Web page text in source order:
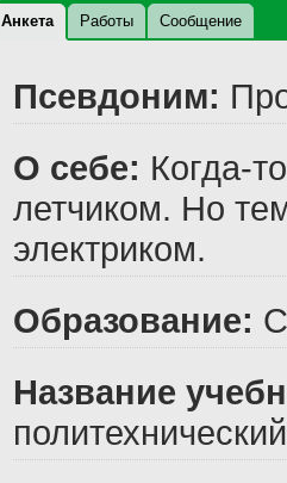
Анкета Работы Сообщение
Псевдоним:
О себе: Когда-
летчиком. Но
электриком.
Образование:
Название